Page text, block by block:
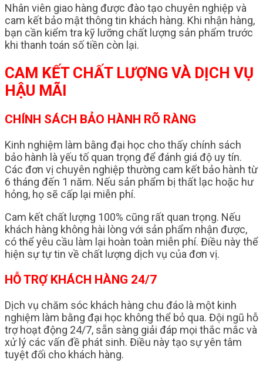
Nhân viên giao hàng được đào tạo chuyên nghiệp và
cam kết bảo mật thông tin khách hàng. Khi nhận hàng,
bạn cần kiểm tra kỹ lưỡng chất lượng sản phẩm trước
khi thanh toán số tiền còn lại.
CAM KẾT CHẤT LƯỢNG VÀ DỊCH VỤ
HẬU MÃI
CHÍNH SÁCH BẢO HÀNH RÕ RÀNG
Kinh nghiệm làm bằng đại học cho thấy chính sách
bảo hành là yếu tố quan trọng để đánh giá độ uy tín.
Các đơn vị chuyên nghiệp thường cam kết bảo hành từ
6 tháng đến 1 năm. Nếu sản phẩm bị thất lạc hoặc hư
hỏng, họ sẽ cấp lại miễn phí.
Cam kết chất lượng 100% cũng rất quan trọng. Nếu
khách hàng không hài lòng với sản phẩm nhận được,
có thể yêu cầu làm lại hoàn toàn miễn phí. Điều này thể
hiện sự tự tin về chất lượng dịch vụ của đơn vị.
HỖ TRỢ KHÁCH HÀNG 24/7
Dịch vụ chăm sóc khách hàng chu đáo là một kinh
nghiệm làm bằng đại học không thể bỏ qua. Đội ngũ hỗ
trợ hoạt động 24/7, sẵn sàng giải đáp mọi thắc mắc và
xử lý các vấn đề phát sinh. Điều này tạo sự yên tâm
tuyệt đối cho khách hàng.